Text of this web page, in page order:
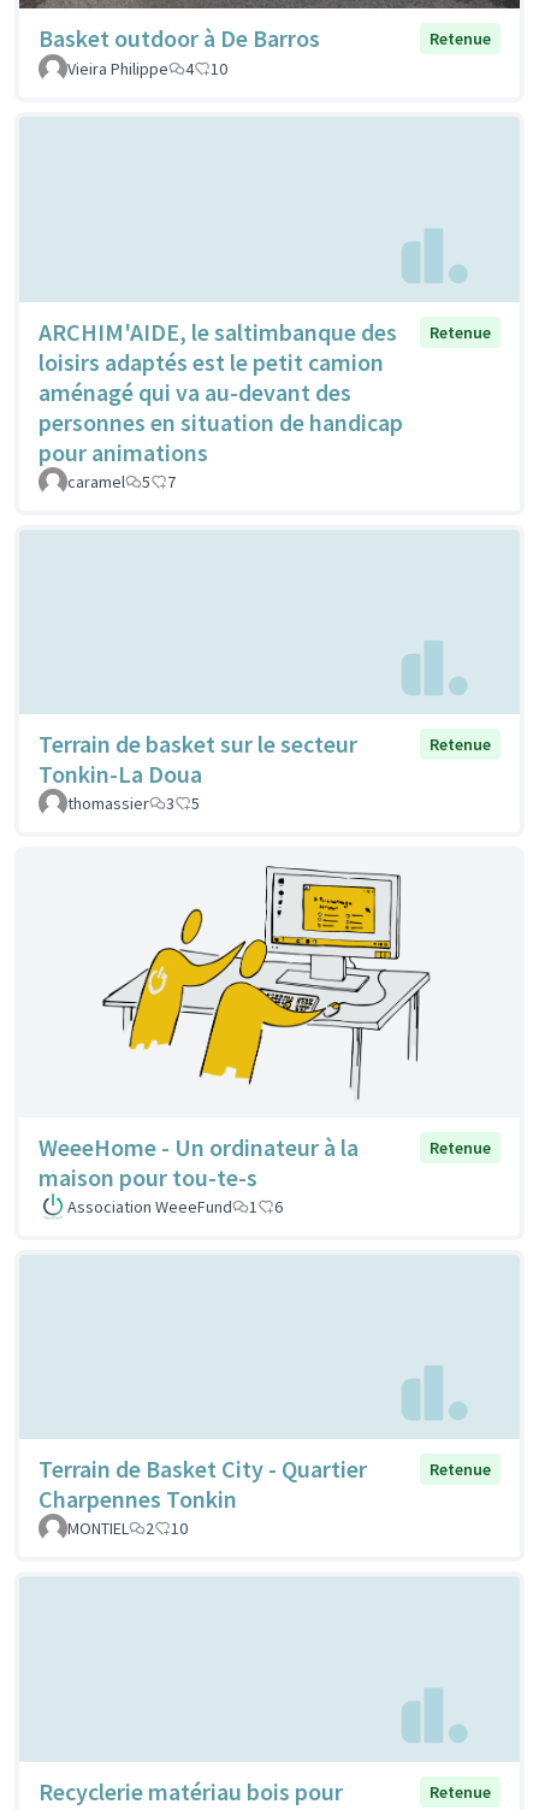
Basket outdoor à De Barros
Retenue
Vieira Philippe
4 10
ARCHIM'AIDE, le saltimbanque des
loisirs adaptés est le petit camion
aménagé qui va au-devant des
personnes en situation de handicap
pour animations
Retenue
caramel 5 7
Terrain de basket sur le secteur
Tonkin-La Doua
Retenue
thomassier 3 5
WeeeHome - Un ordinateur à la
maison pour tou-te-s
Retenue
Association WeeeFund 1 6
Terrain de Basket City - Quartier
Charpennes Tonkin
Retenue
MONTIEL 2 10
Recyclerie matériau bois pour
Retenue